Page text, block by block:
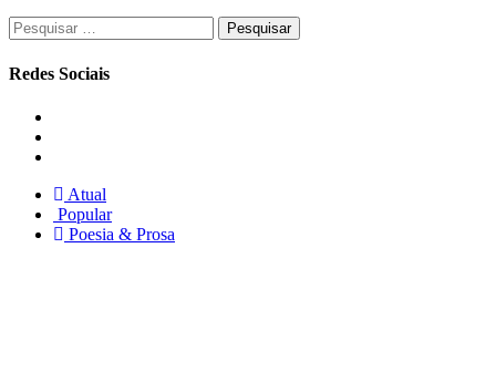
Pesquisar
por:
Redes Sociais
Atual
Popular
Poesia & Prosa